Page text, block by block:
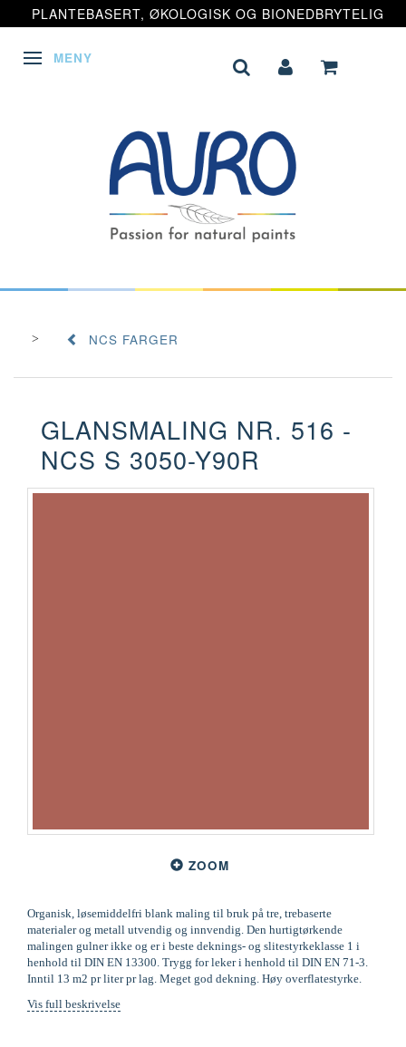
PLANTEBASERT, ØKOLOGISK OG BIONEDBRYTELIG
VEKSLE NAVIGASJON
MENY
NCS FARGER
GLANSMALING NR. 516 -
NCS S 3050-Y90R
ZOOM
Organisk, løsemiddelfri blank maling til bruk på tre, trebaserte
materialer og metall utvendig og innvendig. Den hurtigtørkende
malingen gulner ikke og er i beste deknings- og slitestyrkeklasse 1 i
henhold til DIN EN 13300. Trygg for leker i henhold til DIN EN 71-3.
Inntil 13 m2 pr liter pr lag. Meget god dekning. Høy overflatestyrke.
Vis full beskrivelse